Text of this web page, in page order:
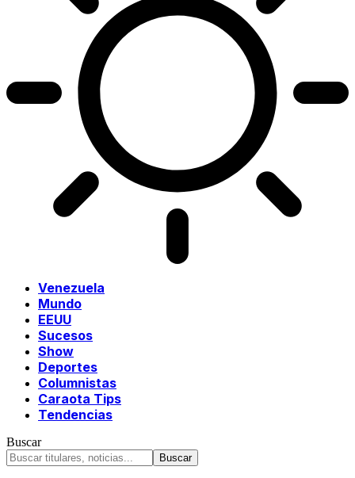
Venezuela
Mundo
EEUU
Sucesos
Show
Deportes
Columnistas
Caraota Tips
Tendencias
Buscar